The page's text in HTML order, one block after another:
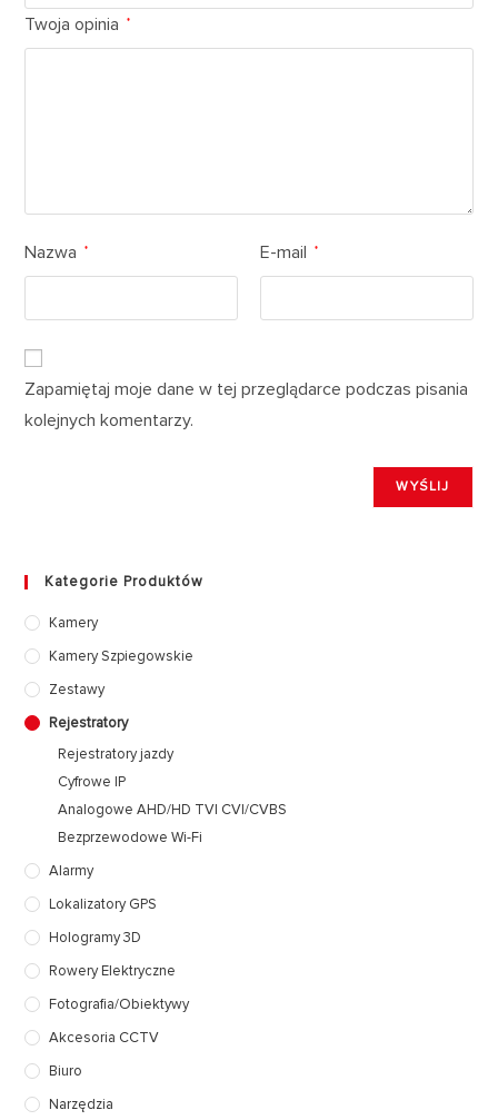
Twoja opinia *
Nazwa * E-mail *
Zapamiętaj moje dane w tej przeglądarce podczas pisania
kolejnych komentarzy.
Kategorie Produktów
Kamery
Kamery Szpiegowskie
Zestawy
Rejestratory
Rejestratory jazdy
Cyfrowe IP
Analogowe AHD/HD TVI CVI/CVBS
Bezprzewodowe Wi-Fi
Alarmy
Lokalizatory GPS
Hologramy 3D
Rowery Elektryczne
Fotografia/Obiektywy
Akcesoria CCTV
Biuro
Narzędzia